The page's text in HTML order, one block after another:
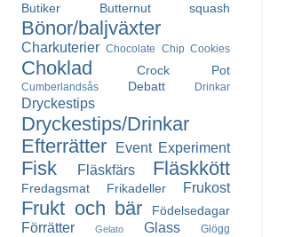
Butiker Butternut squash
Bönor/baljväxter
Charkuterier Chocolate Chip Cookies
Choklad Crock Pot
Cumberlandsås Debatt Drinkar
Dryckestips
Dryckestips/Drinkar
Efterrätter
Event Experiment
Fisk Fläskfärs Fläskkött
Fredagsmat Frikadeller Frukost
Frukt och bär Födelsedagar
Förrätter Gelato Glass Glögg